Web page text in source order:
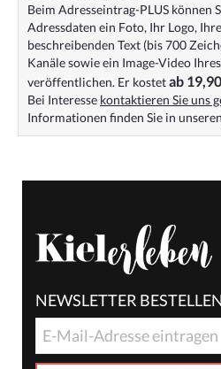
Beim Adresseintrag-PLUS können
Adressdaten ein Foto, Ihr Logo,
beschreibenden Text (bis 700
Kanäle sowie ein Image-Video
veröffentlichen. Er kostetab
Bei Interesse kontaktieren Sie uns
Informationen finden Sie in unseren
NEWSLETTER